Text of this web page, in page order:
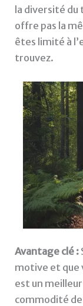
la diversité du
offre pas la
êtes limité à
trouvez.
Avantage clé :
motive et que
est un
commodité